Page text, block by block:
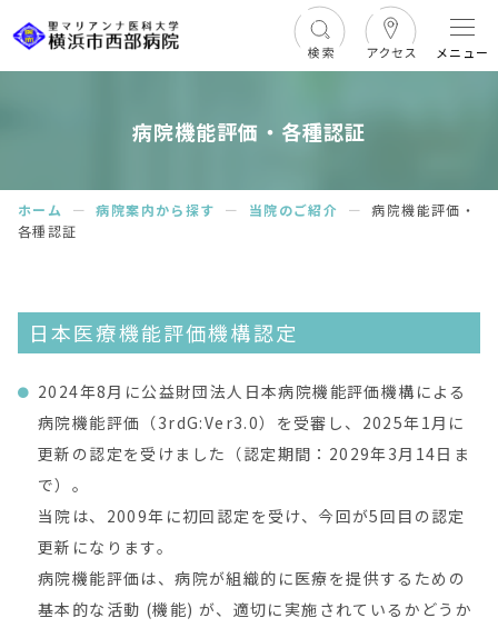
メニュー
病院機能評価・各種認証
ホーム ー 病院案内から探す ー 当院のご紹介 ー
病院機能評価・
各種認証
日本医療機能評価機構認定
2024年8月に公益財団法人日本病院機能評価機構による
病院機能評価（3rdG:Ver3.0）を受審し、2025年1月に
更新の認定を受けました（認定期間：2029年3月14日ま
で）。
当院は、2009年に初回認定を受け、今回が5回目の認定
更新になります。
病院機能評価は、病院が組織的に医療を提供するための
基本的な活動 (機能) が、適切に実施されているかどうか